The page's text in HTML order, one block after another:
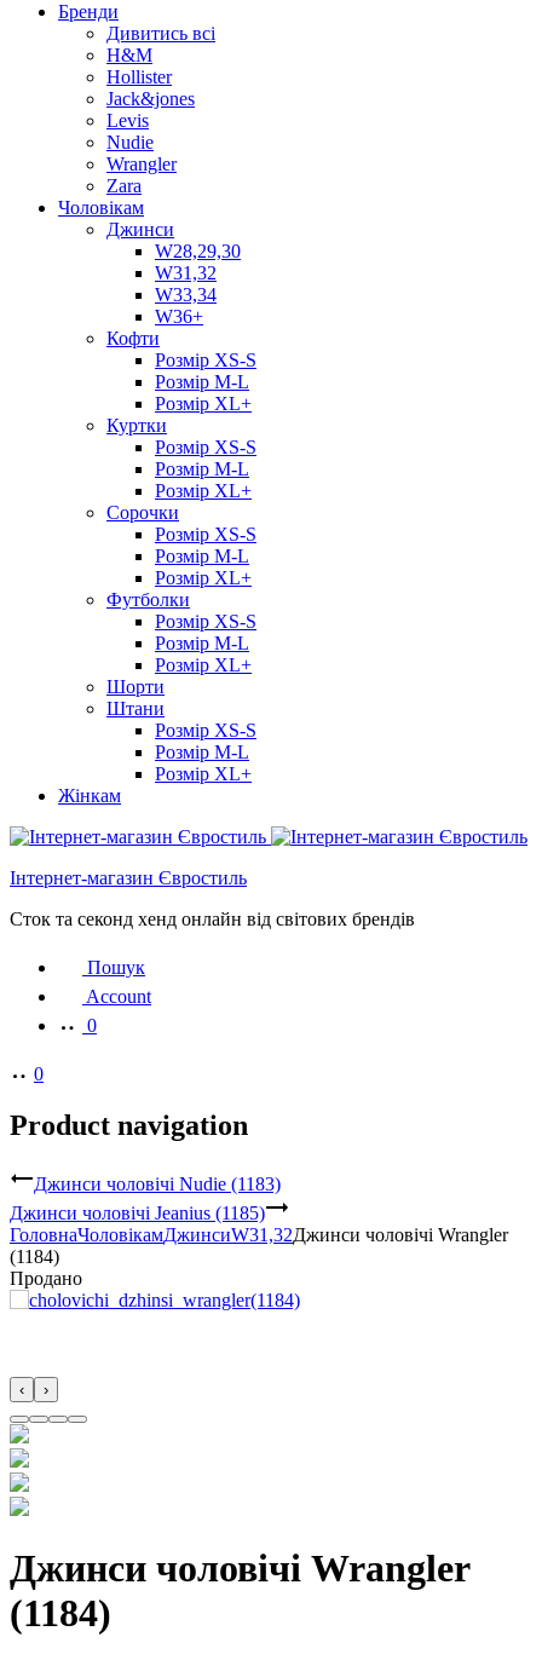
Бренди
Дивитись всі
H&M
Hollister
Jack&jones
Levis
Nudie
Wrangler
Zara
Чоловікам
Джинси
W28,29,30
W31,32
W33,34
W36+
Кофти
Розмір XS-S
Розмір M-L
Розмір XL+
Куртки
Розмір XS-S
Розмір M-L
Розмір XL+
Сорочки
Розмір XS-S
Розмір M-L
Розмір XL+
Футболки
Розмір XS-S
Розмір M-L
Розмір XL+
Шорти
Штани
Розмір XS-S
Розмір M-L
Розмір XL+
Жінкам
Інтернет-магазин Євростиль
Сток та секонд хенд онлайн від світових брендів
Пошук
Account
0
0
Product navigation
Джинси чоловічі Nudie (1183)
Джинси чоловічі Jeanius (1185)
ГоловнаЧоловікамДжинсиW31,32Джинси чоловічі Wrangler
(1184)
Продано
‹ ›
Джинси чоловічі Wrangler
(1184)